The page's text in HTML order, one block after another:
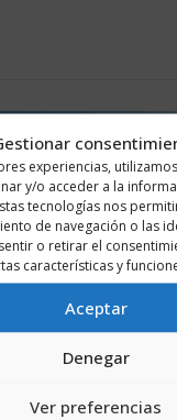
experiencias,
y/o acceder a la
tecnologías nos
de navegación o las
o retirar el
características y
Aceptar
Denegar
Ver preferencias
666 1